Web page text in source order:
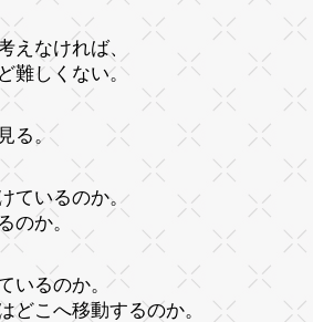
えなければ、
難しくない。
る。
ているのか。
のか。
いるのか。
どこへ移動するのか。